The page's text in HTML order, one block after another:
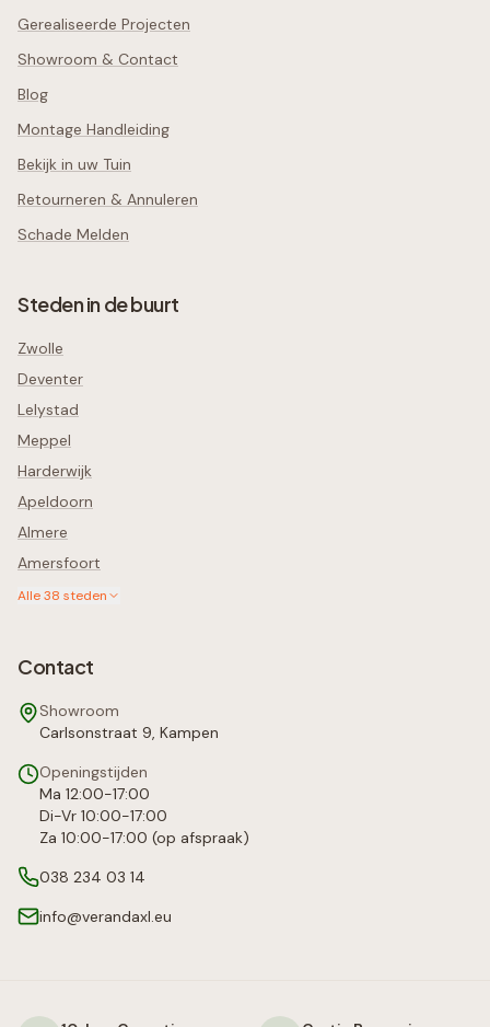
Gerealiseerde Projecten
Showroom & Contact
Blog
Montage Handleiding
Bekijk in uw Tuin
Retourneren & Annuleren
Schade Melden
Steden in de buurt
Zwolle
Deventer
Lelystad
Meppel
Harderwijk
Apeldoorn
Almere
Amersfoort
Alle38 steden
Contact
Showroom
Carlsonstraat 9, Kampen
Openingstijden
Ma 12:00-17:00
Di-Vr 10:00-17:00
Za 10:00-17:00 (op afspraak)
038 234 03 14
info@verandaxl.eu